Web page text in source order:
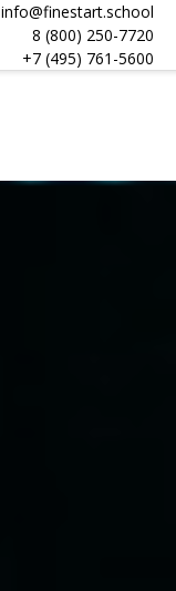
info@finestart.school
8 (800) 250-7720
+7 (495) 761-5600